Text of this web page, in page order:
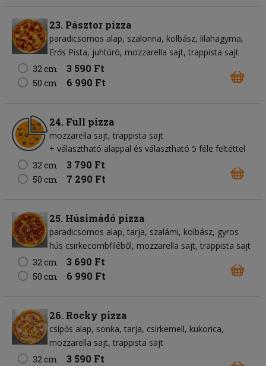
23. Pásztor pizza
paradicsomos alap szalonna kolbász lilahagyma
Erős Pista juhtúró mozzarella sajt trappista sajt
32 cm
3 590 Ft
50 cm 6 990 Ft
24. Full pizza
mozzarella sajt trappista sajt
+ választható alappal és választható 5 féle feltéttel
32 cm
3 790 Ft
50 cm 7 290 Ft
25. Húsimádó pizza
paradicsomos alap tarja szalámi kolbász gyros
hús csirkecombfiléből mozzarella sajt trappista sajt
32 cm
3 690 Ft
50 cm 6 990 Ft
26. Rocky pizza
csípős alap sonka tarja csirkemell kukorica
mozzarella sajt trappista sajt
32 cm
3 590 Ft